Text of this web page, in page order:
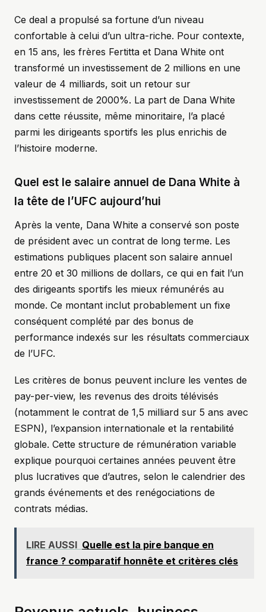
Ce deal a propulsé sa fortune d’un niveau
confortable à celui d’un ultra-riche. Pour contexte,
en 15 ans, les frères Fertitta et Dana White ont
transformé un investissement de 2 millions en une
valeur de 4 milliards, soit un retour sur
investissement de 2000%. La part de Dana White
dans cette réussite, même minoritaire, l’a placé
parmi les dirigeants sportifs les plus enrichis de
l’histoire moderne.
Quel est le salaire annuel de Dana White à
la tête de l’UFC aujourd’hui
Après la vente, Dana White a conservé son poste
de président avec un contrat de long terme. Les
estimations publiques placent son salaire annuel
entre 20 et 30 millions de dollars, ce qui en fait l’un
des dirigeants sportifs les mieux rémunérés au
monde. Ce montant inclut probablement un fixe
conséquent complété par des bonus de
performance indexés sur les résultats commerciaux
de l’UFC.
Les critères de bonus peuvent inclure les ventes de
pay-per-view, les revenus des droits télévisés
(notamment le contrat de 1,5 milliard sur 5 ans avec
ESPN), l’expansion internationale et la rentabilité
globale. Cette structure de rémunération variable
explique pourquoi certaines années peuvent être
plus lucratives que d’autres, selon le calendrier des
grands événements et des renégociations de
contrats médias.
LIRE AUSSI Quelle est la pire banque en
france ? comparatif honnête et critères clés